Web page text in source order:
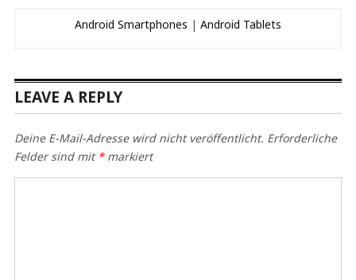
Android Smartphones | Android Tablets
LEAVE A REPLY
Deine E-Mail-Adresse wird nicht veröffentlicht. Erforderliche
Felder sind mit *markiert